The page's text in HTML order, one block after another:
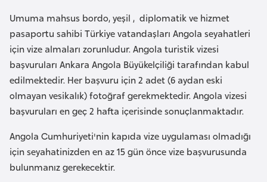
Umuma mahsus bordo, yeşil , diplomatik ve hizmet
pasaportu sahibi Türkiye vatandaşları Angola seyahatleri
için vize almaları zorunludur. Angola turistik vizesi
başvuruları Ankara Angola Büyükelçiliği tarafından kabul
edilmektedir. Her başvuru için 2 adet (6 aydan eski
olmayan vesikalık) fotoğraf gerekmektedir. Angola vizesi
başvuruları en geç 2 hafta içerisinde sonuçlanmaktadır.
Angola Cumhuriyeti'nin kapıda vize uygulaması olmadığı
için seyahatinizden en az 15 gün önce vize başvurusunda
bulunmanız gerekecektir.
z
e
r
b
a
y
c
a
n